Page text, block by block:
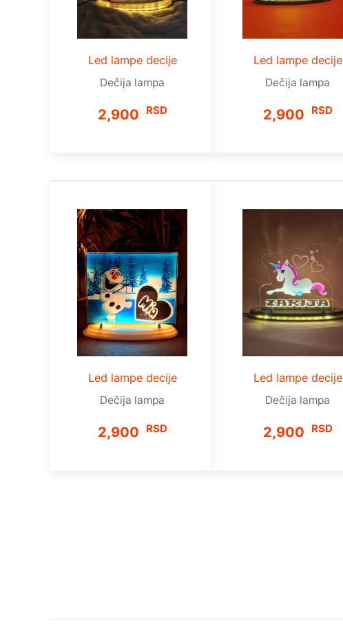
Led lampe decije
Dečija lampa
2,900 RSD
Led lampe decije
Dečija lampa
2,900 RSD
Led lampe decije
Dečija lampa
2,900 RSD
Led lampe decije
Dečija lampa
2,900 RSD